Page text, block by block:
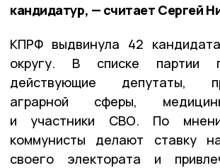
кандидатур, — считает Сергей
КПРФ выдвинула 42
округу. В списке партии
действующие депутаты,
аграрной сферы,
и участники СВО. По
коммунисты делают ставку
своего электората и